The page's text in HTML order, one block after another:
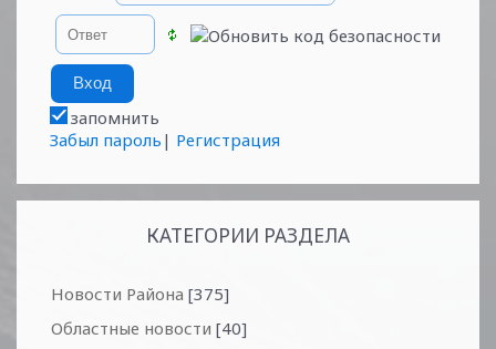
запомнить
Забыл пароль | Регистрация
КАТЕГОРИИ РАЗДЕЛА
Новости Района [375]
Областные новости [40]